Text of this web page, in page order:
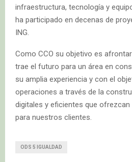
infraestructura, tecnología y
ha participado en decenas de
ING.
Como CCO su objetivo es
trae el futuro para un área en
su amplia experiencia y con el
operaciones a través de la
digitales y eficientes que ofrezcan
para nuestros clientes.
ODS 5 IGUALDAD